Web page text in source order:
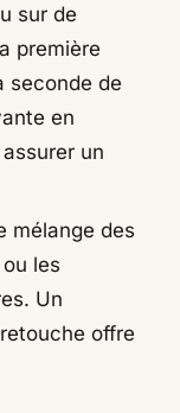
sur de
première
seconde de
en
un
mélange des
les
Un
offre